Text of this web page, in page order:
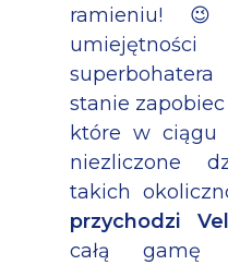
ramieniu!
stanie
które w ciągu
niezliczone
takich
przychodzi
całą gamę